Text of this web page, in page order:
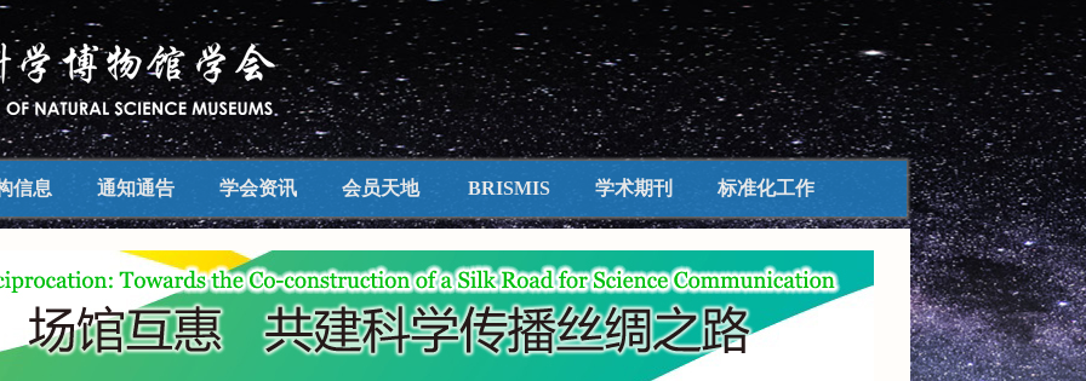
信息 通知通告 学会资讯 会员天地 BRISMIS 学术期刊 标准化工作